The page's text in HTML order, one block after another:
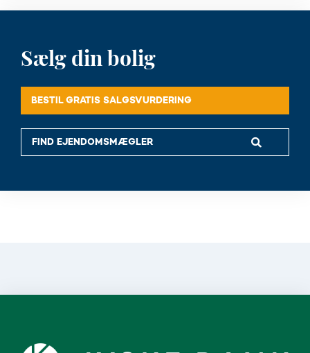
Sælg din bolig
BESTIL GRATIS SALGSVURDERING